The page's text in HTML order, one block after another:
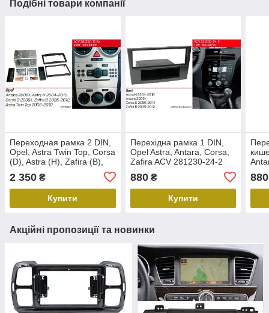
Подібні товари компанії
Переходная рамка 2 DIN,
Opel, Astra Twin Top, Corsa
(D), Astra (H), Zafira (B),
Antara, ACV 381230-12 Kit
2 350 ₴
Купити
Перехідна рамка 1 DIN,
Opel Astra, Antara, Corsa,
Zafira ACV 281230-24-2
880₴
Купити
880
Акційні пропозиції та новинки